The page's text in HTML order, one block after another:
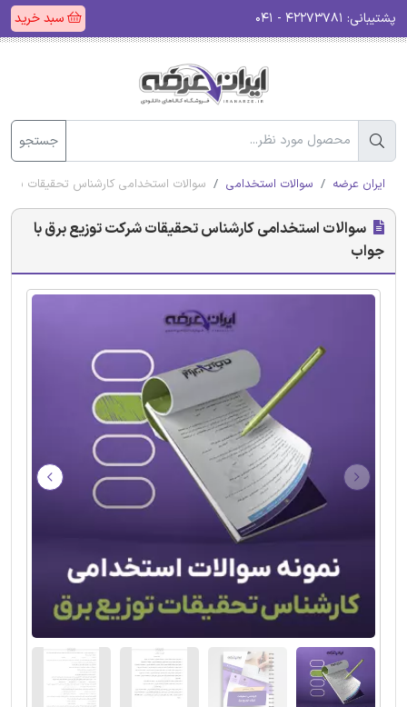
پشتیبانی: سبد خرید
جستجو
ایران عرضه سوالات استخدامی سوالات استخدامی کارشناس تحقیقات
سوالات استخدامی کارشناس تحقیقات شرکت توزیع برق با
جواب